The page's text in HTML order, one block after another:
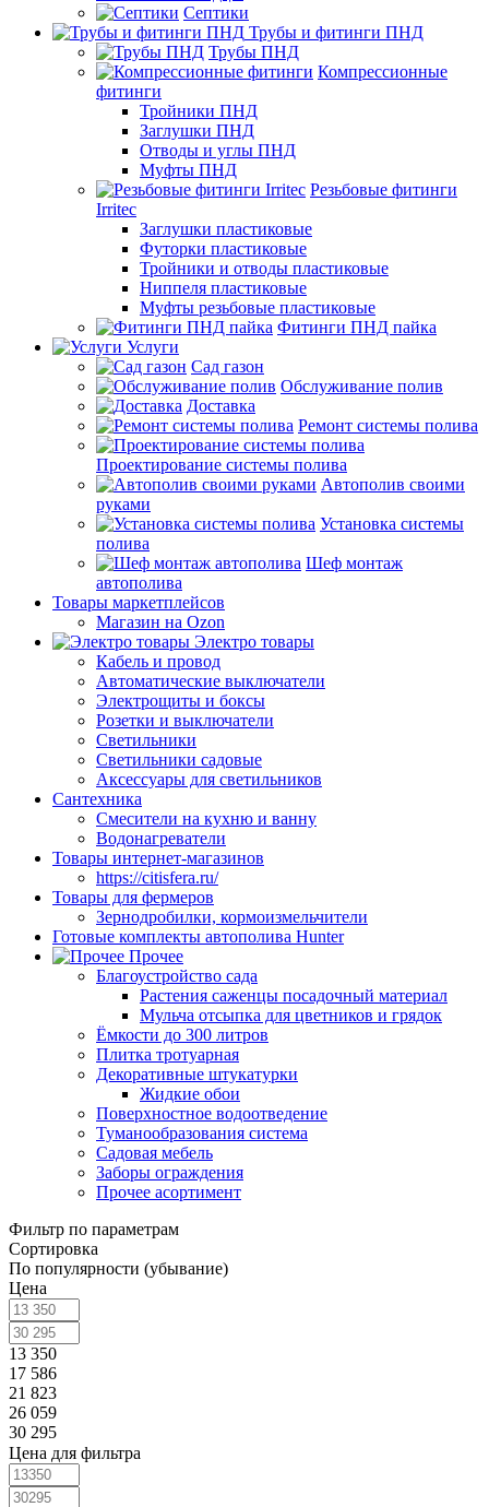
Септики
Трубы и фитинги ПНД
Трубы ПНД
Компрессионные
фитинги
Тройники ПНД
Заглушки ПНД
Отводы и углы ПНД
Муфты ПНД
Резьбовые фитинги
Irritec
Заглушки пластиковые
Футорки пластиковые
Тройники и отводы пластиковые
Ниппеля пластиковые
Муфты резьбовые пластиковые
Фитинги ПНД пайка
Услуги
Сад газон
Обслуживание полив
Доставка
Ремонт системы полива
Проектирование системы полива
Автополив своими
руками
Установка системы
полива
Шеф монтаж
автополива
Товары маркетплейсов
Магазин на Ozon
Электро товары
Кабель и провод
Автоматические выключатели
Электрощиты и боксы
Розетки и выключатели
Светильники
Светильники садовые
Аксессуары для светильников
Сантехника
Смесители на кухню и ванну
Водонагреватели
Товары интернет-магазинов
https://citisfera.ru/
Товары для фермеров
Зернодробилки, кормоизмельчители
Готовые комплекты автополива Hunter
Прочее
Благоустройство сада
Растения саженцы посадочный материал
Мульча отсыпка для цветников и грядок
Ёмкости до 300 литров
Плитка тротуарная
Декоративные штукатурки
Жидкие обои
Поверхностное водоотведение
Туманообразования система
Садовая мебель
Заборы ограждения
Прочее асортимент
Фильтр по параметрам
Сортировка
По популярности (убывание)
Цена
13 350
17 586
21 823
26 059
30 295
Цена для фильтра